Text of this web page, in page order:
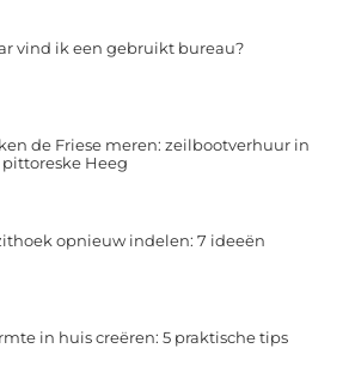
vind ik een gebruikt bureau?
de Friese meren: zeilbootverhuur in
Heeg
opnieuw indelen: 7 ideeën
in huis creëren: 5 praktische tips